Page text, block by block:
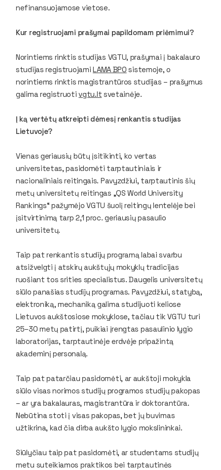
nefinansuojamose vietose.
Kur registruojami prašymai papildomam priėmimui?
Norintiems rinktis studijas VGTU, prašymai į bakalauro
studijas registruojamiLAMA BPO sistemoje, o
norintiems rinktis magistrantūros studijas – prašymus
galima registruotivgtu.lt svetainėje.
Į ką vertėtų atkreipti dėmesį renkantis studijas
Lietuvoje?
Vienas geriausių būtų įsitikinti, ko vertas
universitetas, pasidomėti tarptautiniais ir
nacionaliniais reitingais. Pavyzdžiui, tarptautinis šių
metų universitetų reitingas „QS World University
Rankings“ pažymėjo VGTU šuolį reitingų lentelėje bei
įsitvirtinimą tarp 2,1 proc. geriausių pasaulio
universitetų.
Taip pat renkantis studijų programą labai svarbu
atsižvelgti į atskirų aukštųjų mokyklų tradicijas
ruošiant tos srities specialistus. Daugelis universitetų
siūlo panašias studijų programas. Pavyzdžiui, statybą,
elektroniką, mechaniką galima studijuoti keliose
Lietuvos aukštosiose mokyklose, tačiau tik VGTU turi
25–30 metų patirtį, puikiai įrengtas pasaulinio lygio
laboratorijas, tarptautinėje erdvėje pripažintą
akademinį personalą.
Taip pat patarčiau pasidomėti, ar aukštoji mokykla
siūlo visas norimos studijų programos studijų pakopas
– ar yra bakalauras, magistrantūra ir doktorantūra.
Nebūtina stoti į visas pakopas, bet jų buvimas
užtikrina, kad čia dirba aukšto lygio mokslininkai.
Siūlyčiau taip pat pasidomėti, ar studentams studijų
metu suteikiamos praktikos bei tarptautinės